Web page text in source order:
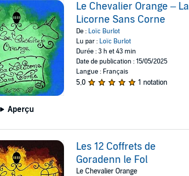
Aperçu
Le Chevalier Orange – La
Licorne Sans Corne
De : Loïc Burlot
Lu par : Loïc Burlot
Durée : 3 h et 43 min
Date de publication : 15/05/2025
Langue : Français
5,0 1 notation
Les 12 Coffrets de
Goradenn le Fol
Le Chevalier Orange